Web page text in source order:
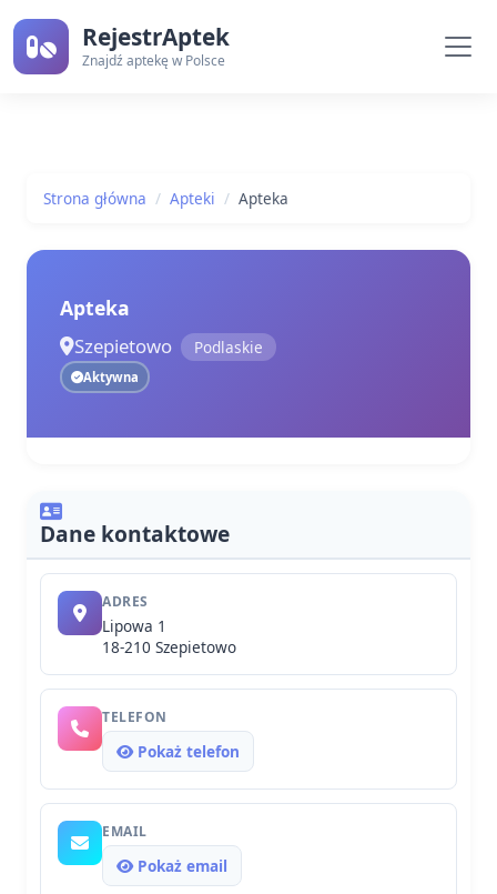
RejestrAptek
Znajdź aptekę w Polsce
Strona główna Apteki Apteka
Apteka
Szepietowo Podlaskie
Aktywna
Dane kontaktowe
ADRES
Lipowa 1
18-210 Szepietowo
TELEFON
Pokaż telefon
EMAIL
Pokaż email